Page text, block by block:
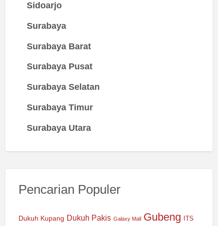
Sidoarjo
Surabaya
Surabaya Barat
Surabaya Pusat
Surabaya Selatan
Surabaya Timur
Surabaya Utara
Pencarian Populer
Dukuh Kupang Dukuh Pakis Galaxy Mall Gubeng ITS